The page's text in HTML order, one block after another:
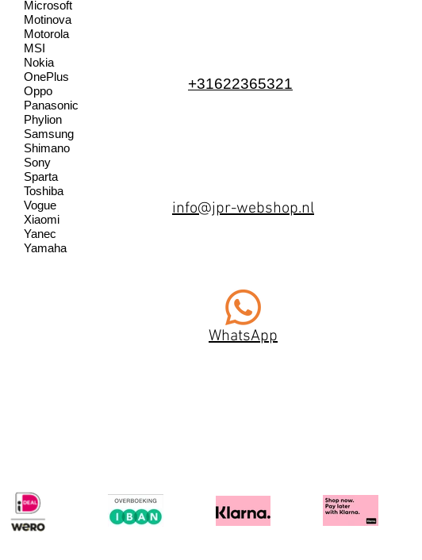
Microsoft
Motinova
Motorola
MSI
Nokia
OnePlus
Oppo
Panasonic
Phylion
Samsung
Shimano
Sony
Sparta
Toshiba
Vogue
Xiaomi
Yanec
Yamaha
+31622365321
info@jpr-webshop.nl
WhatsApp